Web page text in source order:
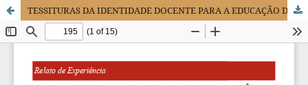
TESSITURAS DA IDENTIDADE DOCENTE PARA A EDUCAÇÃO DO CAMPO: RELATO DE EXPERIÊNCIA A PARTIR DE UMA OFICINA PEDAGÓGICA